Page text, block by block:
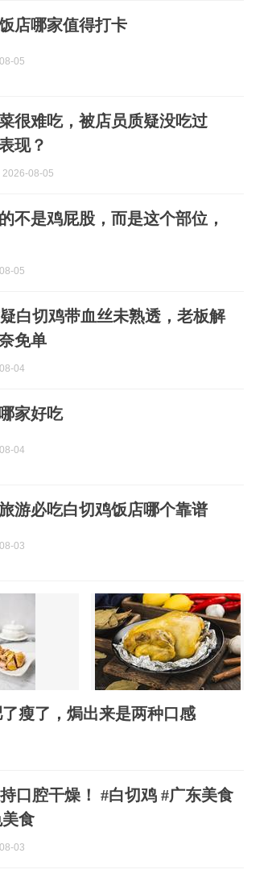
店哪家值得打卡
05
很难吃，被店员质疑没吃过
现？
2026-08-05
不是鸡屁股，而是这个部位，
05
白切鸡带血丝未熟透，老板解
免单
04
家好吃
04
游必吃白切鸡饭店哪个靠谱
03
瘦了，焗出来是两种口感
口腔干燥！ #白切鸡 #广东美食
食
03